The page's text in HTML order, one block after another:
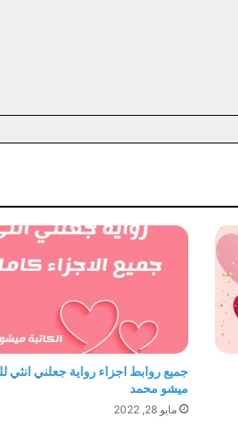
جميع روابط اجزاء رواية جعلني انثي
ميشو محمد
مايو 28, 2022